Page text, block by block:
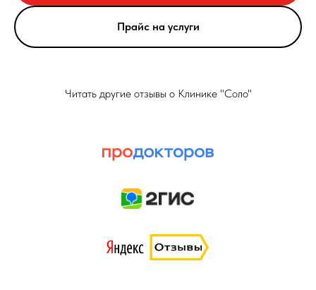
Прайс на услуги
Читать другие отзывы о Клинике "Соло"